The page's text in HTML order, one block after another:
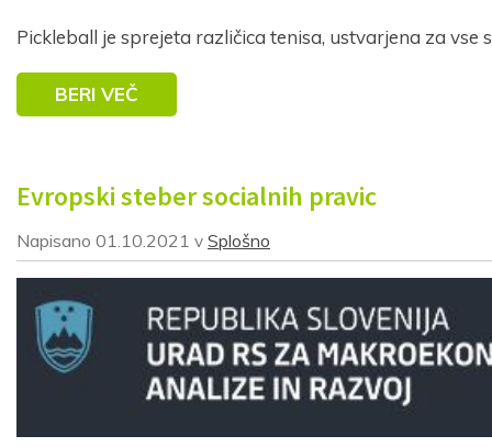
Pickleball je sprejeta različica tenisa, ustvarjena za vse
BERI VEČ
Evropski steber socialnih pravic
Napisano 01.10.2021 v Splošno